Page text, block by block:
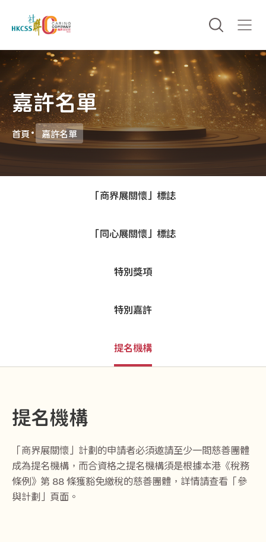
嘉許名單
首頁 嘉許名單
「商界展關懷」標誌
「同心展關懷」標誌
特別獎項
特別嘉許
提名機構
提名機構
「商界展關懷」計劃的申請者必須邀請至少一間慈善團體
成為提名機構，而合資格之提名機構須是根據本港《稅務
條例》第 88 條獲豁免繳稅的慈善團體，詳情請查看「參
與計劃」頁面。